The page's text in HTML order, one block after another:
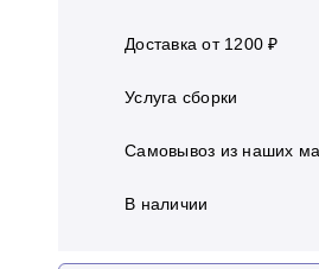
Доставка от 1200 ₽
Услуга сборки
Самовывоз из наших
В наличии